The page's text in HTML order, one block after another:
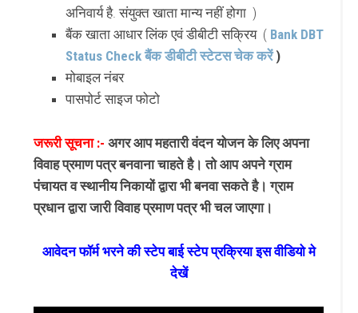
अनिवार्य है. संयुक्त खाता मान्य नहीं होगा )
बैंक खाता आधार लिंक एवं डीबीटी सक्रिय ( Bank DBT
Status Check बैंक डीबीटी स्टेटस चेक करें)
मोबाइल नंबर
पासपोर्ट साइज फोटो
जरूरी सूचना :- अगर आप महतारी वंदन योजन के लिए अपना
विवाह प्रमाण पत्र बनवाना चाहते है। तो आप अपने ग्राम
पंचायत व स्थानीय निकायों द्वारा भी बनवा सकते है। ग्राम
प्रधान द्वारा जारी विवाह प्रमाण पत्र भी चल जाएगा।
आवेदन फॉर्म भरने की स्टेप बाई स्टेप प्रक्रिया इस वीडियो मे
देखें